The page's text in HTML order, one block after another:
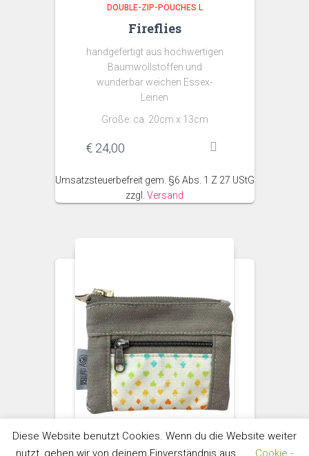
DOUBLE-ZIP-POUCHES L
Fireflies
handgefertigt aus hochwertigen
Baumwollstoffen und
wunderbar weichen Essex-
Leinen
Größe: ca. 20cm x 13cm
€ 24,00
Umsatzsteuerbefreit gem. §6 Abs. 1 Z 27 UStG
zzgl. Versand
Diese Website benutzt Cookies. Wenn du die Website weiter
nutzt, gehen wir von deinem Einverständnis aus.
Cookie -